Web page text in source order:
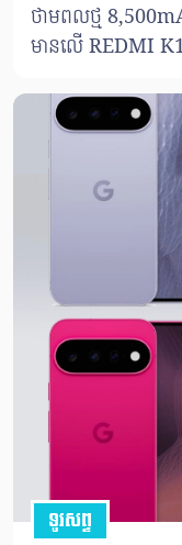
ថាមពលថ្ម
មានលើ REDMI
ទូរសព្ទ